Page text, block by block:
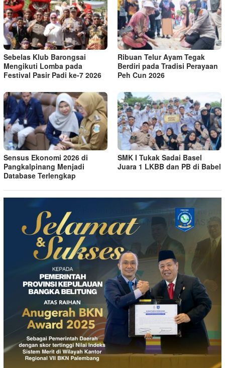
Sebelas Klub Barongsai
Mengikuti Lomba pada
Festival Pasir Padi ke-7 2026
Ribuan Telur Ayam Tegak
Berdiri pada Tradisi Perayaan
Peh Cun 2026
Sensus Ekonomi 2026 di
Pangkalpinang Menjadi
Database Terlengkap
SMK I Tukak Sadai Basel
Juara 1 LKBB dan PB di Babel